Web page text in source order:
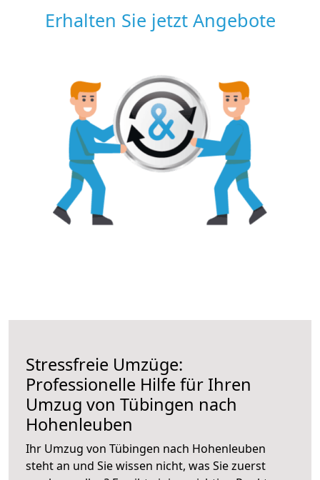
Erhalten Sie jetzt Angebote
Stressfreie Umzüge:
Professionelle Hilfe für Ihren
Umzug von Tübingen nach
Hohenleuben
Ihr Umzug von Tübingen nach Hohenleuben
steht an und Sie wissen nicht, was Sie zuerst